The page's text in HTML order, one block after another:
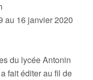
au 16 janvier 2020
du lycée Antonin
fait éditer au fil de